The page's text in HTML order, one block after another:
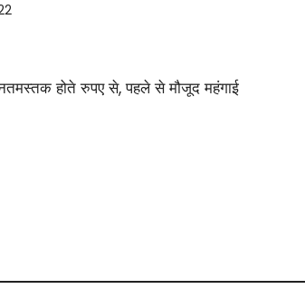
होते रुपए से, पहले से मौजूद महंगाई